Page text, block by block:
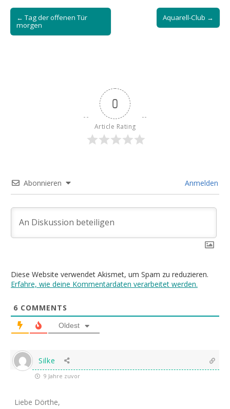
Post
navigation
← Tag der offenen Tür
morgen
Aquarell-Club →
0
Article Rating
Abonnieren Anmelden
Diese Website verwendet Akismet, um Spam zu reduzieren.
Erfahre, wie deine Kommentardaten verarbeitet werden.
6 COMMENTS
Oldest
Silke
9 Jahre zuvor
Liebe Dörthe,